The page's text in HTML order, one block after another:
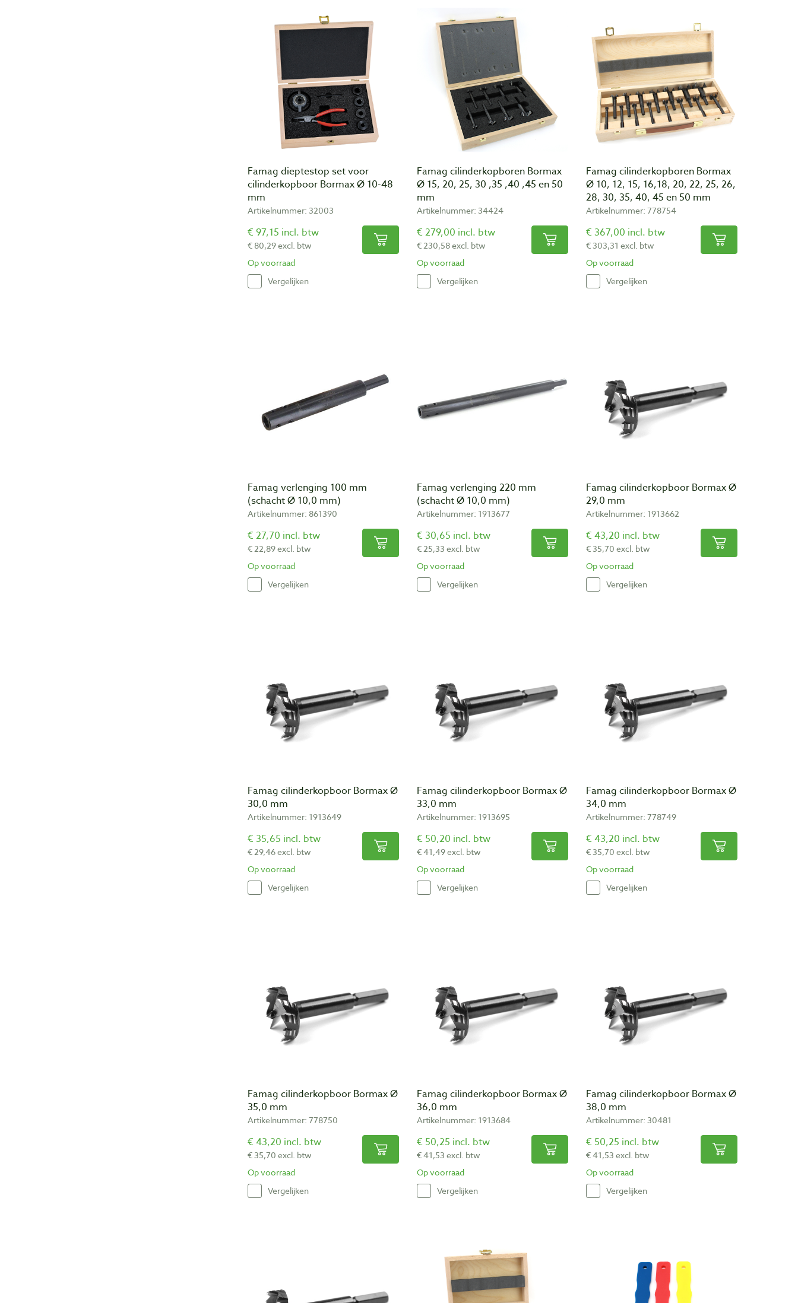
Famag dieptestop set voor
cilinderkopboor Bormax Ø 10-48
mm
Artikelnummer: 32003
€ 97,15 incl. btw
€ 80,29 excl. btw
Op voorraad
Vergelijken
Famag cilinderkopboren Bormax
Ø 15, 20, 25, 30 ,35 ,40 ,45 en 50
mm
Artikelnummer: 34424
€ 279,00 incl. btw
€ 230,58 excl. btw
Op voorraad
Vergelijken
Famag cilinderkopboren Bormax
Ø 10, 12, 15, 16,18, 20, 22, 25, 26,
28, 30, 35, 40, 45 en 50 mm
Artikelnummer: 778754
€ 367,00 incl. btw
€ 303,31 excl. btw
Op voorraad
Vergelijken
Famag verlenging 100 mm
(schacht Ø 10,0 mm)
Artikelnummer: 861390
€ 27,70 incl. btw
€ 22,89 excl. btw
Op voorraad
Vergelijken
Famag verlenging 220 mm
(schacht Ø 10,0 mm)
Artikelnummer: 1913677
€ 30,65 incl. btw
€ 25,33 excl. btw
Op voorraad
Vergelijken
Famag cilinderkopboor Bormax Ø
29,0 mm
Artikelnummer: 1913662
€ 43,20 incl. btw
€ 35,70 excl. btw
Op voorraad
Vergelijken
Famag cilinderkopboor Bormax Ø
30,0 mm
Artikelnummer: 1913649
€ 35,65 incl. btw
€ 29,46 excl. btw
Op voorraad
Vergelijken
Famag cilinderkopboor Bormax Ø
33,0 mm
Artikelnummer: 1913695
€ 50,20 incl. btw
€ 41,49 excl. btw
Op voorraad
Vergelijken
Famag cilinderkopboor Bormax Ø
34,0 mm
Artikelnummer: 778749
€ 43,20 incl. btw
€ 35,70 excl. btw
Op voorraad
Vergelijken
Famag cilinderkopboor Bormax Ø
35,0 mm
Artikelnummer: 778750
€ 43,20 incl. btw
€ 35,70 excl. btw
Op voorraad
Vergelijken
Famag cilinderkopboor Bormax Ø
36,0 mm
Artikelnummer: 1913684
€ 50,25 incl. btw
€ 41,53 excl. btw
Op voorraad
Vergelijken
Famag cilinderkopboor Bormax Ø
38,0 mm
Artikelnummer: 30481
€ 50,25 incl. btw
€ 41,53 excl. btw
Op voorraad
Vergelijken